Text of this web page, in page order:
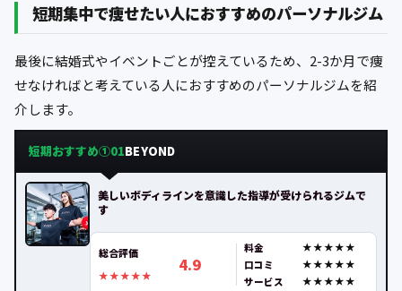
短期集中で痩せたい人におすすめのパーソナルジム
最後に結婚式やイベントごとが控えているため、2-3か月で痩
せなければと考えている人におすすめのパーソナルジムを紹
介します。
短期おすすめ①01BEYOND
美しいボディラインを意識した指導が受けられるジムで
す
総合評価
4.9
料金
口コミ
サービス